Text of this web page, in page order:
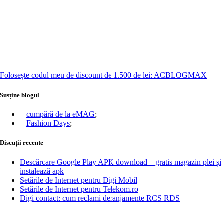
Folosește codul meu de discount de 1.500 de lei: ACBLOGMAX
Susține blogul
+ cumpără de la eMAG;
+ Fashion Days;
Discuții recente
Descărcare Google Play APK download – gratis magazin plei și
instalează apk
Setările de Internet pentru Digi Mobil
Setările de Internet pentru Telekom.ro
Digi contact: cum reclami deranjamente RCS RDS